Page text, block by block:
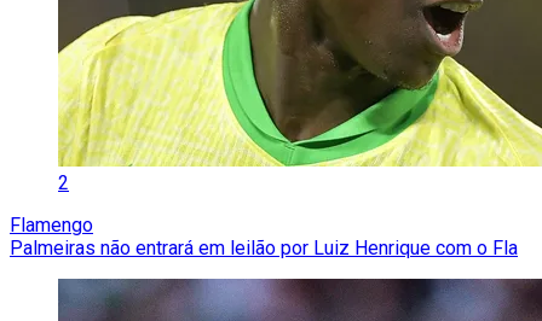
2
Flamengo
Palmeiras não entrará em leilão por Luiz Henrique com o Fla